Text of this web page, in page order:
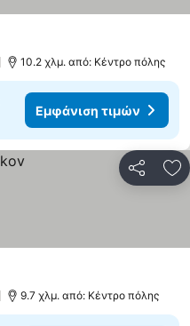
10.2 χλμ. από: Κέντρο πόλης
Εμφάνιση τιμών
9.7 χλμ. από: Κέντρο πόλης